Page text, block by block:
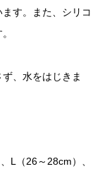
す。また、シリコ
、水をはじきま
L（26～28cm）、